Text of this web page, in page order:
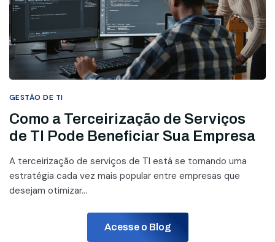
GESTÃO DE TI
Como a Terceirização de Serviços
de TI Pode Beneficiar Sua Empresa
A terceirização de serviços de TI está se tornando uma
estratégia cada vez mais popular entre empresas que
desejam otimizar...
Acesse o Blog